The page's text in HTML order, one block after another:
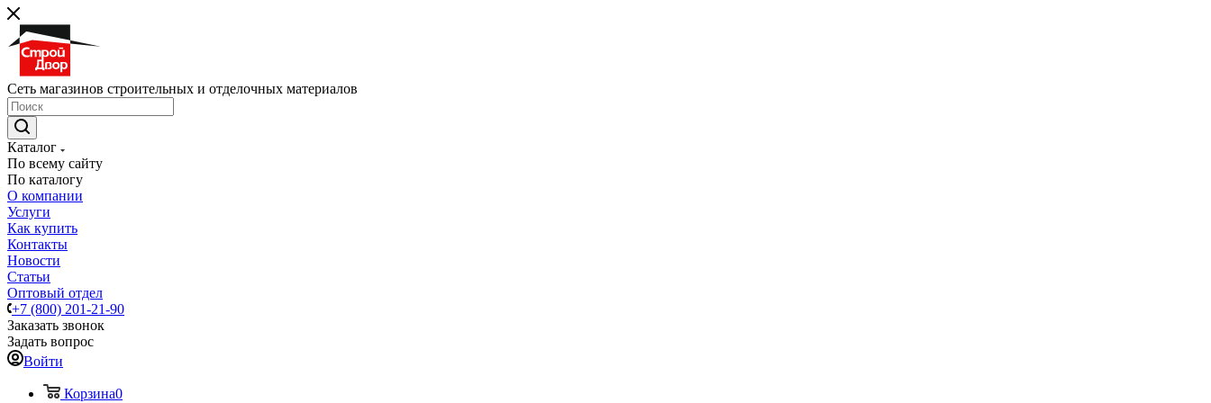
Сеть магазинов строительных и отделочных материалов
Каталог
По всему сайту
По каталогу
О компании
Услуги
Как купить
Контакты
Новости
Статьи
Оптовый отдел
+7 (800) 201-21-90
Заказать звонок
Задать вопрос
Войти
Корзина0